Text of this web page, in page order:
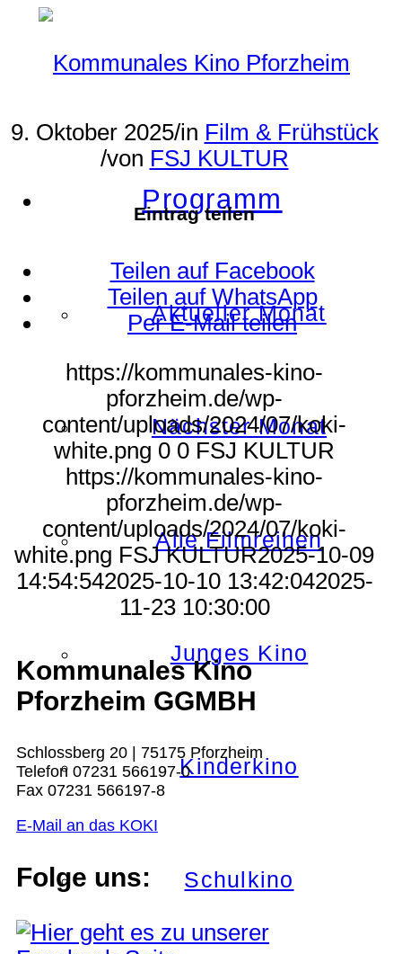
Programm
Aktueller Monat
Nächster Monat
Alle Filmreihen
Junges Kino
Kinderkino
Schulkino
9. Oktober 2025/in Film & Frühstück
/von FSJ KULTUR
Eintrag teilen
Teilen auf Facebook
Teilen auf WhatsApp
Per E-Mail teilen
https://kommunales-kino-
pforzheim.de/wp-
content/uploads/2024/07/koki-
white.png 0 0 FSJ KULTUR
https://kommunales-kino-
pforzheim.de/wp-
content/uploads/2024/07/koki-
white.png FSJ KULTUR2025-10-09
14:54:542025-10-10 13:42:042025-
11-23 10:30:00
Kommunales Kino
Pforzheim GGMBH
Schlossberg 20 | 75175 Pforzheim
Telefon 07231 566197-0
Fax 07231 566197-8
E-Mail an das KOKI
Folge uns: